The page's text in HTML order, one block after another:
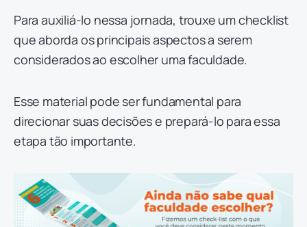
Para auxiliá-lo nessa jornada, trouxe um checklist
que aborda os principais aspectos a serem
considerados ao escolher uma faculdade.
Esse material pode ser fundamental para
direcionar suas decisões e prepará-lo para essa
etapa tão importante.